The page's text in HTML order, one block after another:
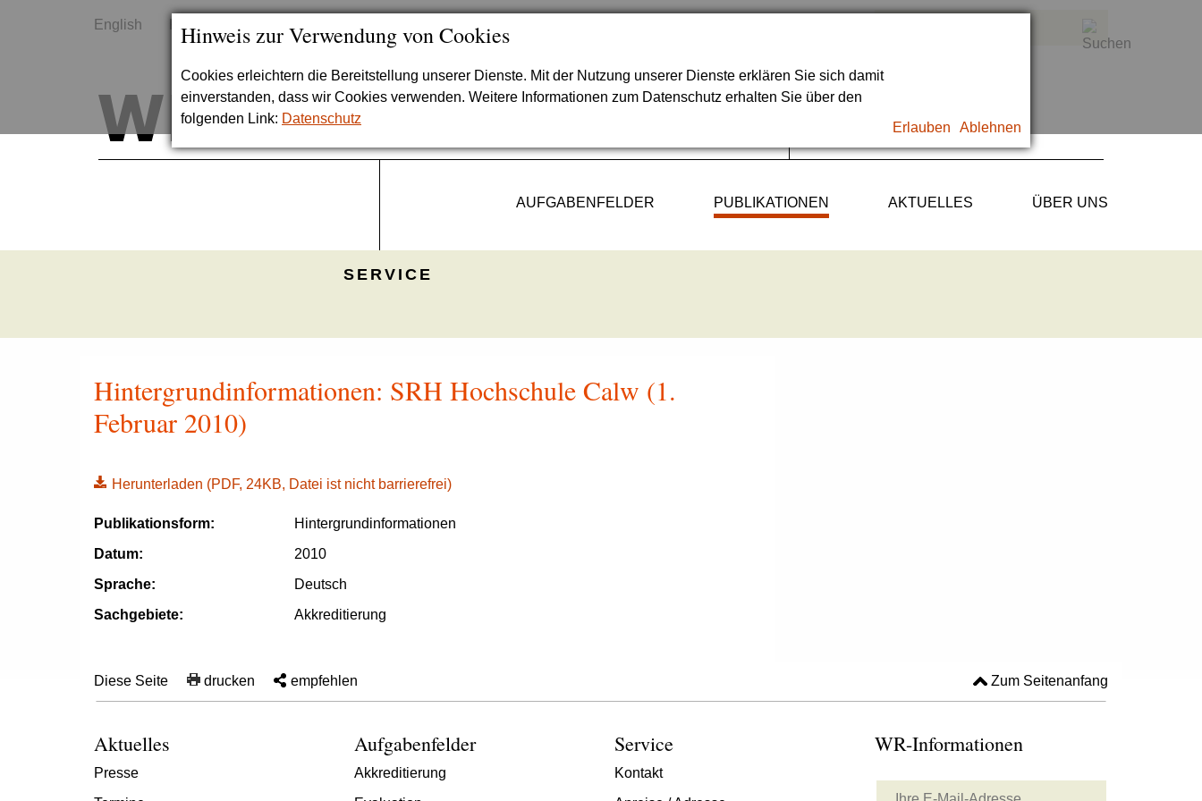
Hinweis zur Verwendung von Cookies
Cookies erleichtern die Bereitstellung unserer Dienste. Mit der Nutzung unserer Dienste erklären Sie sich damit
einverstanden, dass wir Cookies verwenden. Weitere Informationen zum Datenschutz erhalten Sie über den
folgenden Link: Datenschutz
Erlauben Ablehnen
English
AUFGABENFELDER PUBLIKATIONEN AKTUELLES ÜBER UNS
SERVICE
Hintergrundinformationen: SRH Hochschule Calw (1.
Februar 2010)
Herunterladen (PDF, 24KB, Datei ist nicht barrierefrei)
Publikationsform:
Hintergrundinformationen
Datum:
2010
Sprache:
Deutsch
Sachgebiete:
Akkreditierung
Diese Seite drucken empfehlen Zum Seitenanfang
Aktuelles
Presse
Aufgabenfelder
Akkreditierung
Service
Kontakt
WR-Informationen